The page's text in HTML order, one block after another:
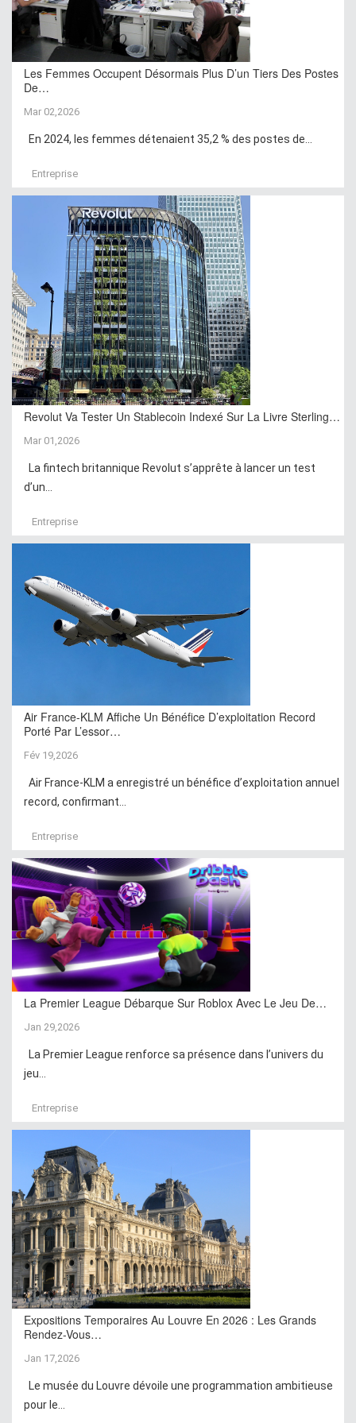
Les Femmes Occupent Désormais Plus D’un Tiers Des Postes
De…
Mar 02,2026
En 2024, les femmes détenaient 35,2 % des postes de...
Entreprise
Revolut Va Tester Un Stablecoin Indexé Sur La Livre Sterling…
Mar 01,2026
La fintech britannique Revolut s’apprête à lancer un test
d’un...
Entreprise
Air France-KLM Affiche Un Bénéfice D’exploitation Record
Porté Par L’essor…
Fév 19,2026
Air France-KLM a enregistré un bénéfice d’exploitation annuel
record, confirmant...
Entreprise
La Premier League Débarque Sur Roblox Avec Le Jeu De…
Jan 29,2026
La Premier League renforce sa présence dans l’univers du
jeu...
Entreprise
Expositions Temporaires Au Louvre En 2026 : Les Grands
Rendez-Vous…
Jan 17,2026
Le musée du Louvre dévoile une programmation ambitieuse
pour le...